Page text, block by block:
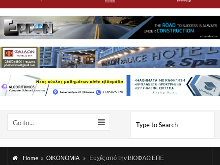
Go to...
Home » ΟΙΚΟΝΟΜΙΑ » Ευχές από την ΒΙΟΦΛΩ ΕΠΕ